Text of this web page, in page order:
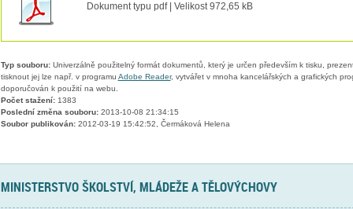
Dokument typu pdf | Velikost 972,65 kB
Typ souboru:Univerzálně použitelný formát dokumentů, který je určen především k tisku,
tisknout jej lze např. v programu Adobe Reader, vytvářet v mnoha kancelářských a grafických
doporučován k použití na webu.
Počet stažení:1383
Poslední změna souboru:2013-10-08 21:34:15
Soubor publikován:2012-03-19 15:42:52, Čermáková Helena
MINISTERSTVO ŠKOLSTVÍ, MLÁDEŽE A TĚLOVÝCHOVY